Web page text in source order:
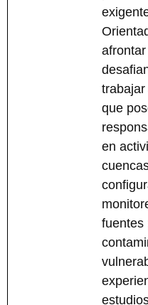
que
en
fuentes